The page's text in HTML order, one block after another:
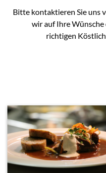
Bitte kontaktieren Sie uns
wir auf Ihre
richtigen